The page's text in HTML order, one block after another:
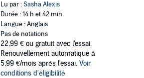
Lu par :Sasha Alexis
Durée : 14 h et 42 min
Langue : Anglais
Pas de notations
22,99 € ou gratuit avec l'essai.
Renouvellement automatique à
5,99 €/mois après l'essai. Voir
conditions d'éligibilité